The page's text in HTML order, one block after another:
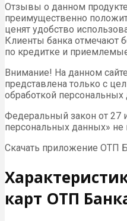
Отзывы о данном
преимущественно
ценят удобство
Клиенты банка отмечают
по кредитке и
Внимание! На данном
представлена только с
обработкой персональных
Федеральный закон от 27
персональных данных» не
Скачать приложение ОТП
карт ОТП